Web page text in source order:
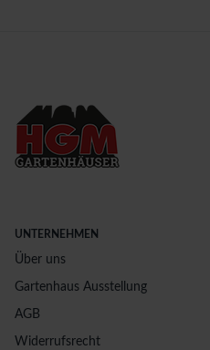
UNTERNEHMEN
Über uns
Gartenhaus Ausstellung
AGB
Widerrufsrecht